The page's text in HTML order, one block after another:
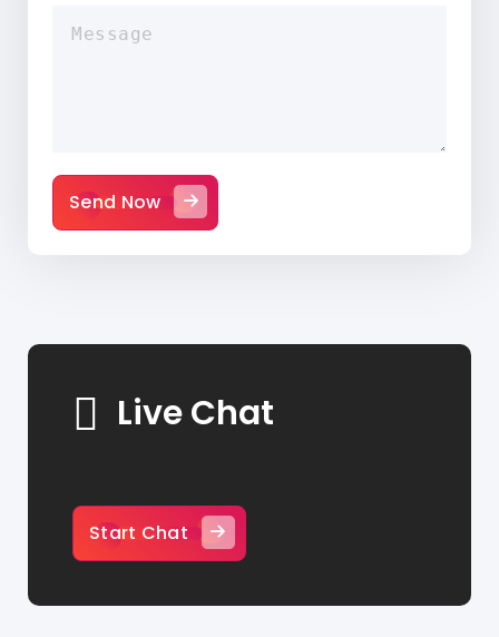
Send Now
Live Chat
Start Chat